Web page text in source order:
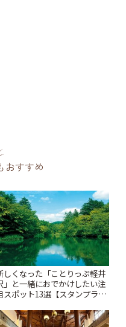
おすすめ
しくなった「ことりっぷ軽井
」と一緒におでかけしたい注
スポット13選【スタンプラリ